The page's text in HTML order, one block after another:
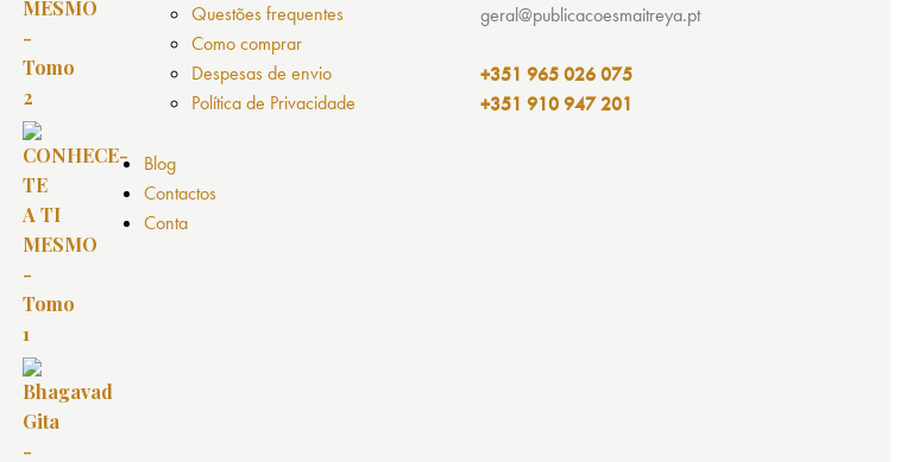
Questões frequentes
Como comprar
Despesas de envio
Política de Privacidade
Blog
Contactos
Conta
geral@publicacoesmaitreya.pt
+351 965 026 075
+351 910 947 201